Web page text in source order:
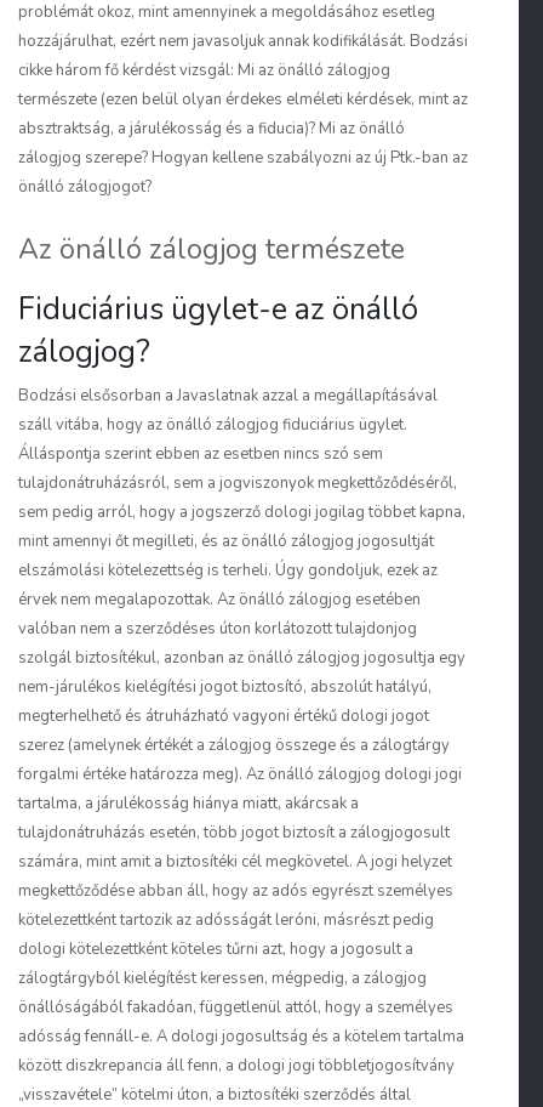
problémát okoz, mint amennyinek a megoldásához esetleg
hozzájárulhat, ezért nem javasoljuk annak kodifikálását. Bodzási
cikke három fő kérdést vizsgál: Mi az önálló zálogjog
természete (ezen belül olyan érdekes elméleti kérdések, mint az
absztraktság, a járulékosság és a fiducia)? Mi az önálló
zálogjog szerepe? Hogyan kellene szabályozni az új Ptk.-ban az
önálló zálogjogot?
Az önálló zálogjog természete
Fiduciárius ügylet-e az önálló
zálogjog?
Bodzási elsősorban a Javaslatnak azzal a megállapításával
száll vitába, hogy az önálló zálogjog fiduciárius ügylet.
Álláspontja szerint ebben az esetben nincs szó sem
tulajdonátruházásról, sem a jogviszonyok megkettőződéséről,
sem pedig arról, hogy a jogszerző dologi jogilag többet kapna,
mint amennyi őt megilleti, és az önálló zálogjog jogosultját
elszámolási kötelezettség is terheli. Úgy gondoljuk, ezek az
érvek nem megalapozottak. Az önálló zálogjog esetében
valóban nem a szerződéses úton korlátozott tulajdonjog
szolgál biztosítékul, azonban az önálló zálogjog jogosultja egy
nem-járulékos kielégítési jogot biztosító, abszolút hatályú,
megterhelhető és átruházható vagyoni értékű dologi jogot
szerez (amelynek értékét a zálogjog összege és a zálogtárgy
forgalmi értéke határozza meg). Az önálló zálogjog dologi jogi
tartalma, a járulékosság hiánya miatt, akárcsak a
tulajdonátruházás esetén, több jogot biztosít a zálogjogosult
számára, mint amit a biztosítéki cél megkövetel. A jogi helyzet
megkettőződése abban áll, hogy az adós egyrészt személyes
kötelezettként tartozik az adósságát leróni, másrészt pedig
dologi kötelezettként köteles tűrni azt, hogy a jogosult a
zálogtárgyból kielégítést keressen, mégpedig, a zálogjog
önállóságából fakadóan, függetlenül attól, hogy a személyes
adósság fennáll-e. A dologi jogosultság és a kötelem tartalma
között diszkrepancia áll fenn, a dologi jogi többletjogosítvány
„visszavétele” kötelmi úton, a biztosítéki szerződés által